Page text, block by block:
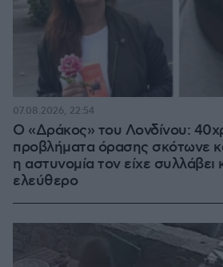
Ο «Δράκος» του Λονδίνου:
προβλήματα όρασης σκότωνε
η αστυνομία τον είχε συλλάβει
ελεύθερο
07.08.2026, 22:54